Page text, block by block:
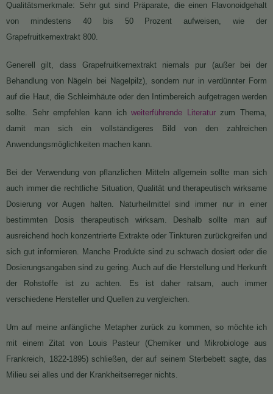
Qualitätsmerkmale: Sehr gut sind Präparate, die einen Flavonoidgehalt
von mindestens 40 bis 50 Prozent aufweisen, wie der
Grapefruitkernextrakt 800.
Generell gilt, dass Grapefruitkernextrakt niemals pur (außer bei der
Behandlung von Nägeln bei Nagelpilz), sondern nur in verdünnter Form
auf die Haut, die Schleimhäute oder den Intimbereich aufgetragen werden
sollte. Sehr empfehlen kann ichweiterführende Literaturzum Thema,
damit man sich ein vollständigeres Bild von den zahlreichen
Anwendungsmöglichkeiten machen kann.
Bei der Verwendung von pflanzlichen Mitteln allgemein sollte man sich
auch immer die rechtliche Situation, Qualität und therapeutisch wirksame
Dosierung vor Augen halten. Naturheilmittel sind immer nur in einer
bestimmten Dosis therapeutisch wirksam. Deshalb sollte man auf
ausreichend hoch konzentrierte Extrakte oder Tinkturen zurückgreifen und
sich gut informieren. Manche Produkte sind zu schwach dosiert oder die
Dosierungsangaben sind zu gering. Auch auf die Herstellung und Herkunft
der Rohstoffe ist zu achten. Es ist daher ratsam, auch immer
verschiedene Hersteller und Quellen zu vergleichen.
Um auf meine anfängliche Metapher zurück zu kommen, so möchte ich
mit einem Zitat von Louis Pasteur (Chemiker und Mikrobiologe aus
Frankreich, 1822-1895) schließen, der auf seinem Sterbebett sagte, das
Milieu sei alles und der Krankheitserreger nichts.